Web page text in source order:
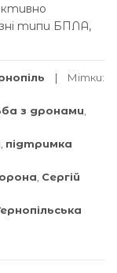
типи БПЛА,
Мітки:
з дронами
підтримка
Сергій